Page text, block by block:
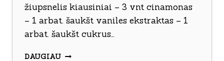
žiupsnelis kiausiniai – 3 vnt cinamonas
– 1 arbat. šaukšt vaniles ekstraktas – 1
arbat. šaukšt cukrus…
DAUGIAUPRANCŪZIŠKI